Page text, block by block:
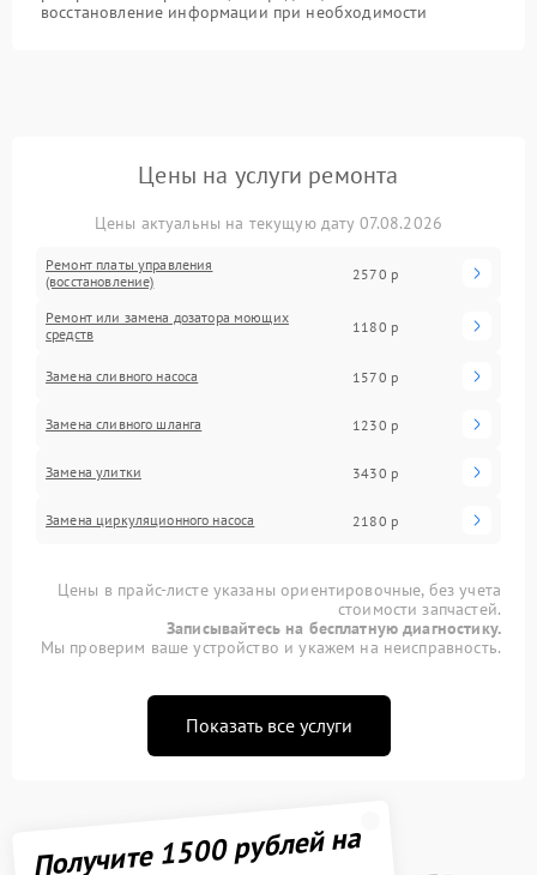
восстановление информации при необходимости
Цены на услуги ремонта
Цены актуальны на текущую дату 07.08.2026
Ремонт платы управления
(восстановление)
2570 р
Ремонт или замена дозатора моющих
средств
1180 р
Замена сливного насоса 1570 р
Замена сливного шланга 1230 р
Замена улитки 3430 р
Замена циркуляционного насоса 2180 р
Цены в прайс-листе указаны ориентировочные, без учета
стоимости запчастей.
Записывайтесь на бесплатную диагностику.
Мы проверим ваше устройство и укажем на неисправность.
Показать все услуги
Получите 1500 рублей на